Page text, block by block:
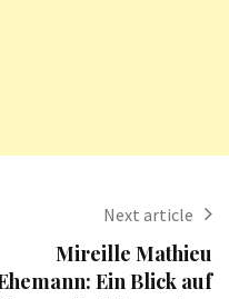
Next article
Mireille Mathieu
Ein Blick auf